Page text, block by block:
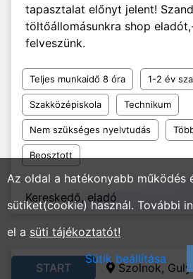
tapasztalat előnyt jelent!
töltőállomásunkra shop
felveszünk.
Teljes munkaidő 8 óra 1-2 év
Szakközépiskola Technikum
Nem szükséges nyelvtudás
Beosztott
Kereskedő, eladó
START Szolnok,
Az oldal a hatékonyabb működés
sütiket(cookie) használ. További
el a süti tájékoztatót!
Sütik beállítása